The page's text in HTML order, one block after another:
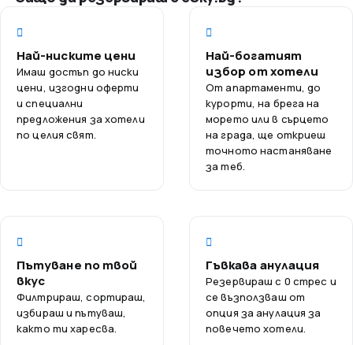
като ресторант Meridian и бар Nautical Chart. Идеални за
вечерен релакс след ден, пълен с разглеждане на
забележителности. Хотелът предлага също услуги за
пране и организация на сватби, което го прави
отлично място за различни поводи.
Хотелът се намира в оживен район с множество
барове и ресторанти, които си заслужава да
електрически автомобили и ограничен брой
The Clarendon Hotel - Blackheath е място, където
историята среща съвременността. С изглед към
Blackheath и Гринуич парк, хотелът осигурява
комфортен престой в обкръжението на най-важните
Най-ниските цени
Имаш достъп до ниски
цени, изгодни оферти
и специални
предложения за хотели
по целия свят.
Най-богатият
избор от хотели
От апартаменти, до
курорти, на брега на
морето или в сърцето
на града, ще откриеш
точното настаняване
за теб.
Пътуване по твой
вкус
Филтрираш, сортираш,
избираш и пътуваш,
както ти харесва.
Гъвкава анулация
Резервираш с 0 стрес и
се възползваш от
опция за анулация за
повечето хотели.